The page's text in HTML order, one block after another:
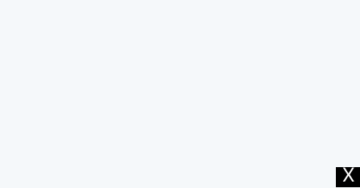
X